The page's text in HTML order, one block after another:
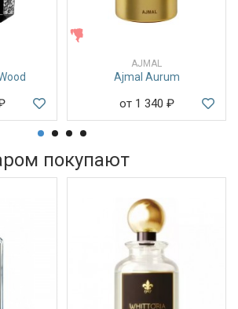
AJMAL
Ajmal Aurum
от 1 340 ₽
покупают